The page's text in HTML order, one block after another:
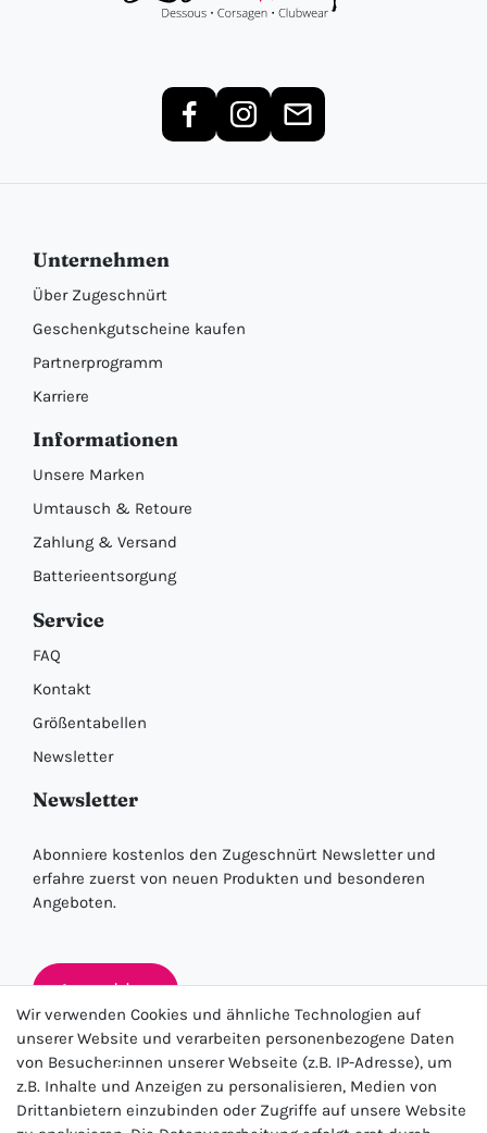
Unternehmen
Über Zugeschnürt
Geschenkgutscheine kaufen
Partnerprogramm
Karriere
Informationen
Unsere Marken
Umtausch & Retoure
Zahlung & Versand
Batterieentsorgung
Service
FAQ
Kontakt
Größentabellen
Newsletter
Newsletter
Abonniere kostenlos den Zugeschnürt Newsletter und
erfahre zuerst von neuen Produkten und besonderen
Angeboten.
Anmelden
★★★★★
4.5 / 5.0 (23.143)
Wir verwenden Cookies und ähnliche Technologien auf
unserer Website und verarbeiten personenbezogene Daten
von Besucher:innen unserer Webseite (z.B. IP-Adresse), um
z.B. Inhalte und Anzeigen zu personalisieren, Medien von
Drittanbietern einzubinden oder Zugriffe auf unsere Website